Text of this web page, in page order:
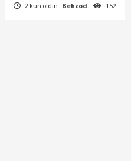
2 kun oldin Behzod 152